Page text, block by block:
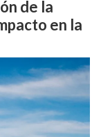
de la
en la